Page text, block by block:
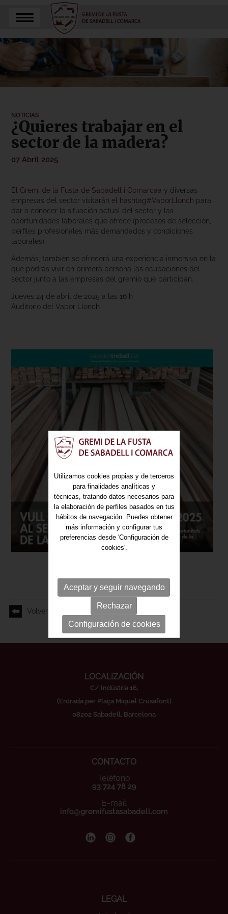
NOTICIAS
¿Quieres trabajar en el
sector de la madera?
07 Abril 2025
El Gremi de la Fusta de Sabadell i Comarcaa y diversas
empresas del sector visitarán el
hashtag#VaporLlonch para
dar a conocer la situación actual del sector y las
oportunidades laborales que ofrece (procesos de selección,
perfiles profesionales más demandados y condiciones
laborales).
Además, también se ofrecerá una experiencia inmersiva en la
que podrás vivir en primera persona las ocupaciones del
sector junto a las empresas del gremio que participan.
Jueves 24 de abril de 2025 a las 16 h
Auditorio del Vapor Llonch
Volver
LOCALIZACIÓN
C/ Indústria 16,
(Entrada per Plaça Miquel Crusafont)
08202 Sabadell, Barcelona
CONTACTO
Teléfono
93 724 78 29
E-mail
info@gremifustasabadell.com
LEGAL
Utilizamos cookies propias y de terceros
para finalidades analíticas y
técnicas, tratando datos necesarios para
la elaboración de perfiles basados en tus
hábitos de navegación. Puedes obtener
más información y configurar tus
preferencias desde 'Configuración de
cookies'.
Aceptar y seguir navegando
Rechazar
Configuración de cookies